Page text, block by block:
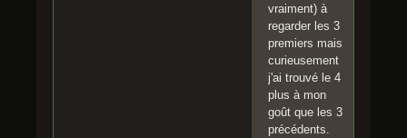
vraiment) à
regarder les 3
premiers mais
curieusement
j'ai trouvé le 4
plus à mon
goût que les 3
précédents.